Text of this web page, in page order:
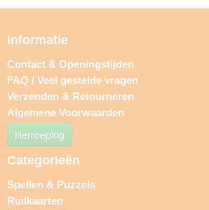
Informatie
Contact & Openingstijden
FAQ / Veel gestelde vragen
Verzenden & Retourneren
Algemene Voorwaarden
Herroeping
Categorieën
Spellen & Puzzels
Ruilkaarten